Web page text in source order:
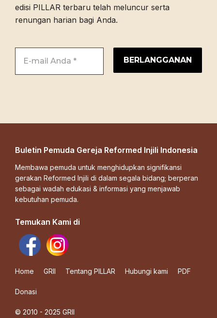
edisi PILLAR terbaru telah meluncur serta
renungan harian bagi Anda.
Buletin Pemuda Gereja Reformed Injili Indonesia
Membawa pemuda untuk menghidupkan signifikansi
gerakan Reformed Injili di dalam segala bidang; berperan
sebagai wadah edukasi & informasi yang menjawab
kebutuhan pemuda.
Temukan Kami di
Home GRII Tentang PILLAR Hubungi kami PDF
Donasi
© 2010 - 2025 GRII